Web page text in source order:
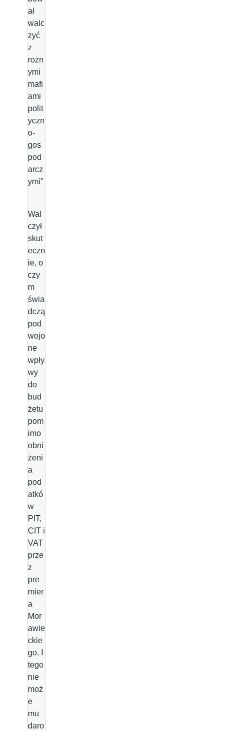
ał
walc
zyć
z
rożn
ymi
mafi
ami
polit
yczn
o-
gos
pod
arcz
ymi"
Wal
czył
skut
eczn
ie, o
czy
m
świa
dczą
pod
wojo
ne
wpły
wy
do
bud
żetu
pom
imo
obni
żeni
a
pod
atkó
w
PIT,
CIT i
VAT
prze
z
pre
mier
a
Mor
awie
ckie
go. I
tego
nie
moż
e
mu
daro